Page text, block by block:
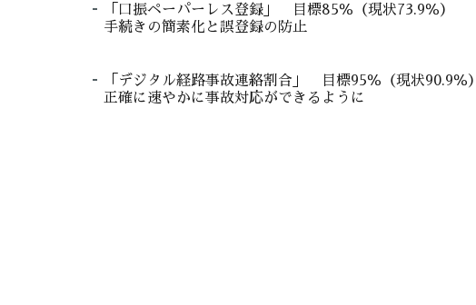
「口振ペーパーレス登録」 目標85％（現状73.9％）
手続きの簡素化と誤登録の防止
「デジタル経路事故連絡割合」 目標95％（現状90.9％）
正確に速やかに事故対応ができるように